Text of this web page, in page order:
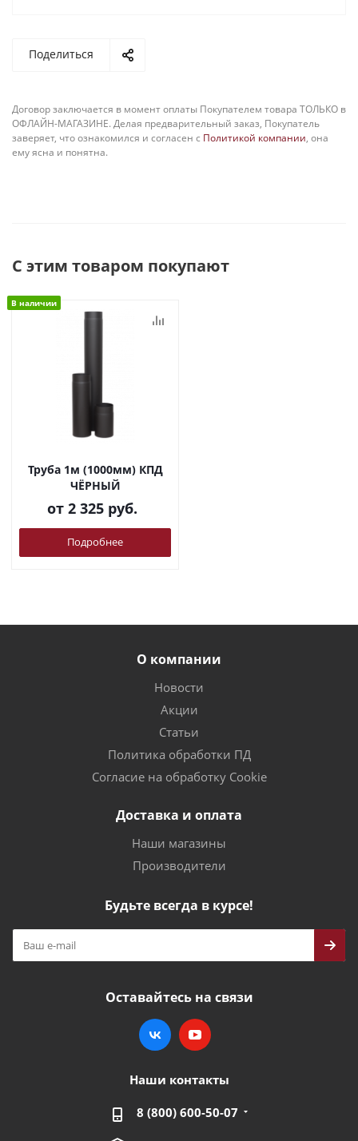
Поделиться
Договор заключается в момент оплаты Покупателем товара ТОЛЬКО в
ОФЛАЙН-МАГАЗИНЕ. Делая предварительный заказ, Покупатель
заверяет, что ознакомился и согласен с Политикой компании, она
ему ясна и понятна.
С этим товаром покупают
В наличии
Труба 1м (1000мм) КПД
ЧЁРНЫЙ
от 2 325 руб.
Подробнее
О компании
Новости
Акции
Статьи
Политика обработки ПД
Согласие на обработку Cookie
Доставка и оплата
Наши магазины
Производители
Будьте всегда в курсе!
Оставайтесь на связи
Наши контакты
8 (800) 600-50-07